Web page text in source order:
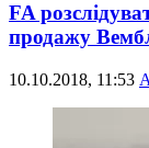
FA
продажу
10.10.2018, 11:53